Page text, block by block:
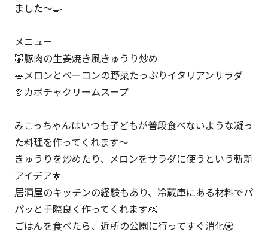
ました〜🍳
メニュー
🐷豚肉の生姜焼き風きゅうり炒め
🥗メロンとベーコンの野菜たっぷりイタリアンサラダ
🍲カボチャクリームスープ
みこっちゃんはいつも子どもが普段食べないような凝っ
た料理を作ってくれます〜
きゅうりを炒めたり、メロンをサラダに使うという斬新
アイデア🌟
居酒屋のキッチンの経験もあり、冷蔵庫にある材料でパ
パッと手際良く作ってくれます👏
ごはんを食べたら、近所の公園に行ってすぐ消化⚽️